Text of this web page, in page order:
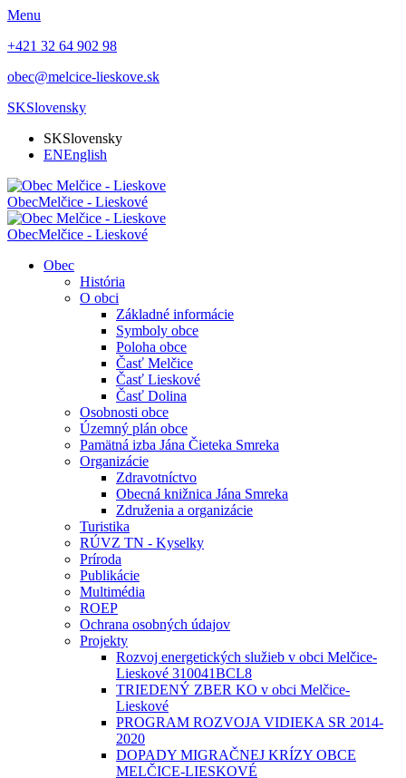
Menu
+421 32 64 902 98
obec@melcice-lieskove.sk
SKSlovensky
SKSlovensky
ENEnglish
ObecMelčice - Lieskové
ObecMelčice - Lieskové
Obec
História
O obci
Základné informácie
Symboly obce
Poloha obce
Časť Melčice
Časť Lieskové
Časť Dolina
Osobnosti obce
Územný plán obce
Pamätná izba Jána Čieteka Smreka
Organizácie
Zdravotníctvo
Obecná knižnica Jána Smreka
Združenia a organizácie
Turistika
RÚVZ TN - Kyselky
Príroda
Publikácie
Multimédia
ROEP
Ochrana osobných údajov
Projekty
Rozvoj energetických služieb v obci Melčice-
Lieskové 310041BCL8
TRIEDENÝ ZBER KO v obci Melčice-
Lieskové
PROGRAM ROZVOJA VIDIEKA SR 2014-
2020
DOPADY MIGRAČNEJ KRÍZY OBCE
MELČICE-LIESKOVÉ